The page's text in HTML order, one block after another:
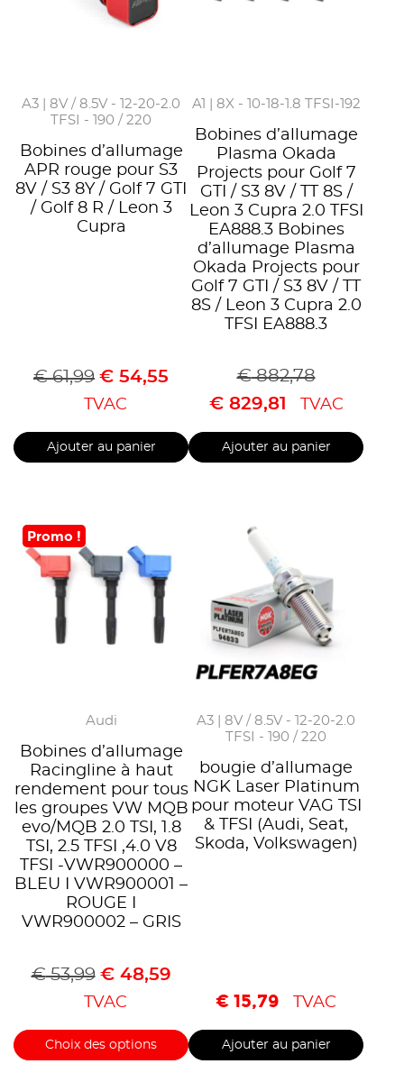
A3 | 8V / 8.5V - 12-20-2.0
TFSI - 190 / 220
Bobines d’allumage
APR rouge pour S3
8V / S3 8Y / Golf 7 GTI
/ Golf 8 R / Leon 3
Cupra
€61,99 € 54,55
TVAC
Ajouter au panier
A1 | 8X - 10-18-1.8 TFSI-192
Bobines d’allumage
Plasma Okada
Projects pour Golf 7
GTI / S3 8V / TT 8S /
Leon 3 Cupra 2.0 TFSI
EA888.3 Bobines
d’allumage Plasma
Okada Projects pour
Golf 7 GTI / S3 8V / TT
8S / Leon 3 Cupra 2.0
TFSI EA888.3
€882,78
€829,81 TVAC
Ajouter au panier
Promo !
Audi
Bobines d’allumage
Racingline à haut
rendement pour tous
les groupes VW MQB
evo/MQB 2.0 TSI, 1.8
TSI, 2.5 TFSI ,4.0 V8
TFSI -VWR900000 –
BLEU I VWR900001 –
ROUGE I
VWR900002 – GRIS
€53,99 €48,59
TVAC
Choix des options
A3 | 8V / 8.5V - 12-20-2.0
TFSI - 190 / 220
bougie d’allumage
NGK Laser Platinum
pour moteur VAG TSI
& TFSI (Audi, Seat,
Skoda, Volkswagen)
€ 15,79 TVAC
Ajouter au panier